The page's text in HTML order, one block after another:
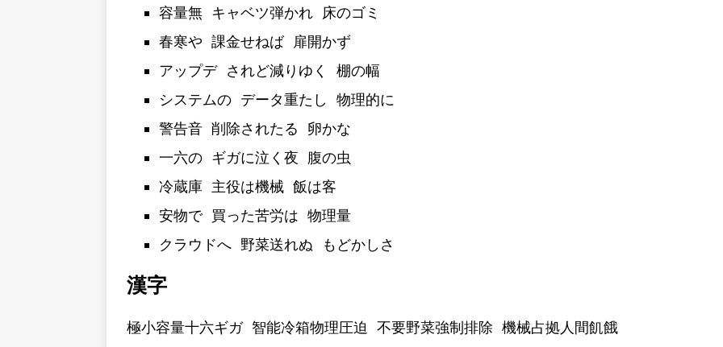
容量無 キャベツ弾かれ 床のゴミ
春寒や 課金せねば 扉開かず
アップデ されど減りゆく 棚の幅
システムの データ重たし 物理的に
警告音 削除されたる 卵かな
一六の ギガに泣く夜 腹の虫
冷蔵庫 主役は機械 飯は客
安物で 買った苦労は 物理量
クラウドへ 野菜送れぬ もどかしさ
漢字
極小容量十六ギガ 智能冷箱物理圧迫 不要野菜強制排除 機械占拠人間飢餓